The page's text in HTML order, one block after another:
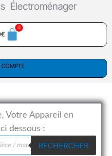
Électroménager
€
Votre Appareil en
dessous :
RECHERCHER